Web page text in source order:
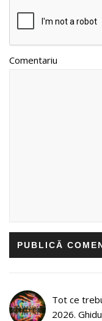
Comentariu
Tot ce
2026.